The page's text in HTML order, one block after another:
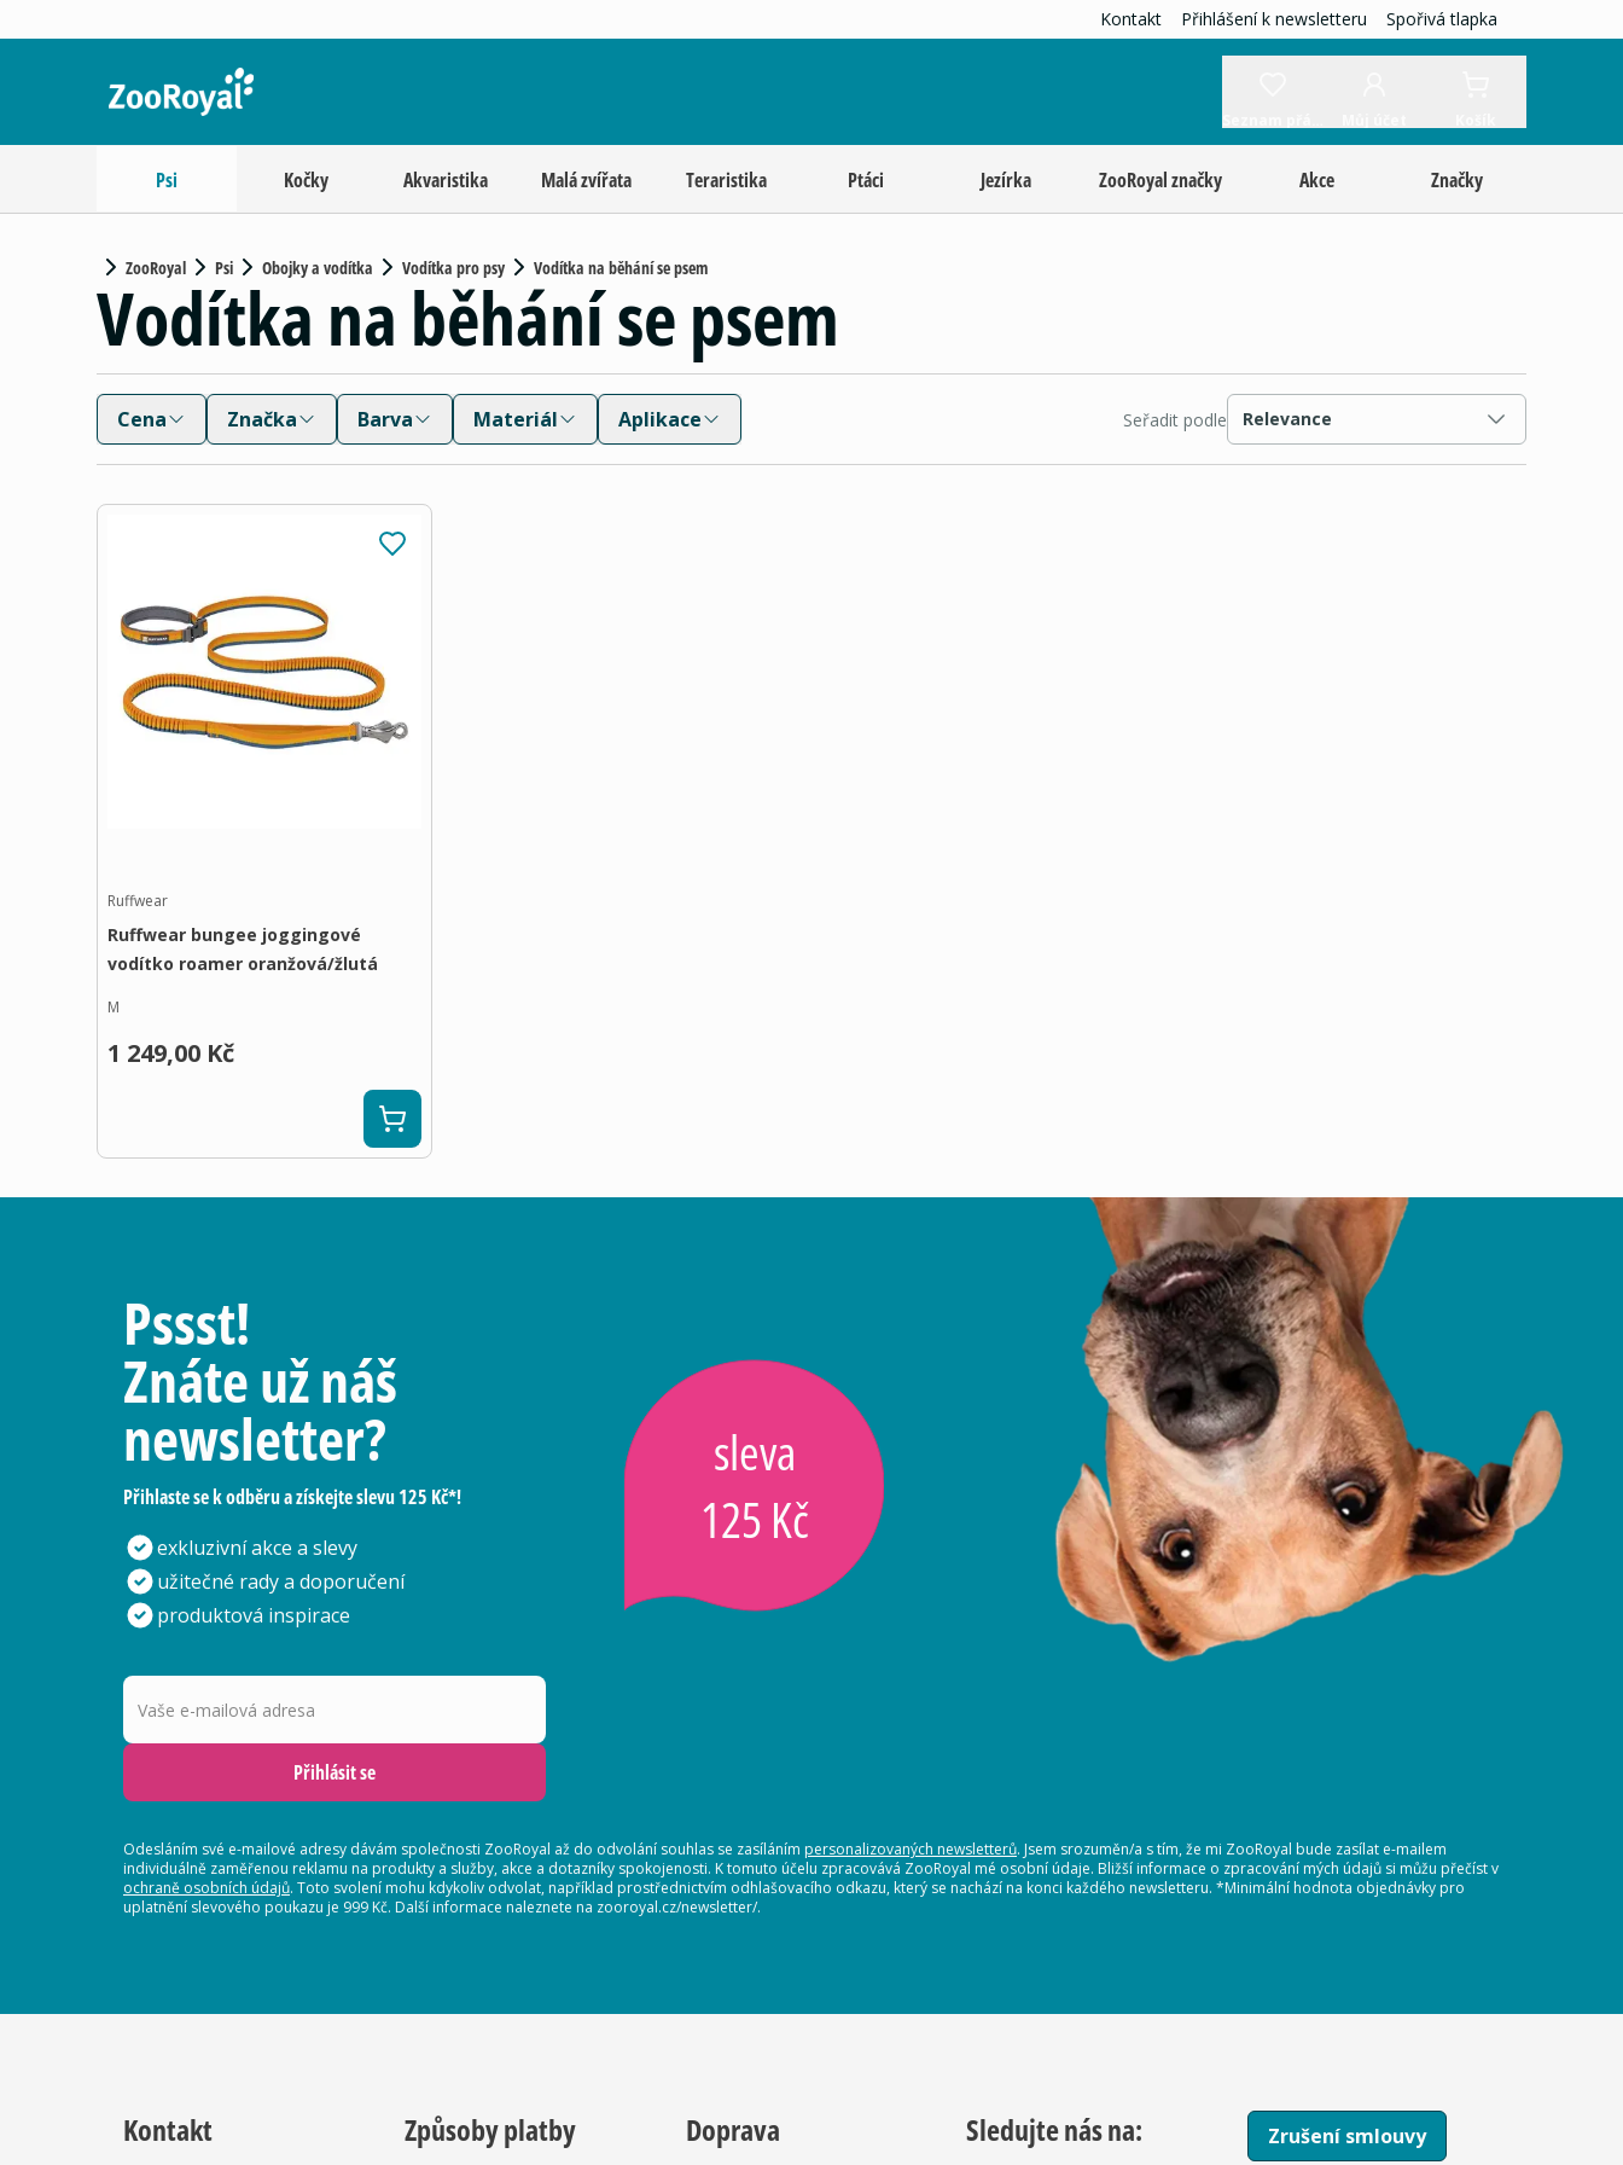
Kontakt Přihlášení k newsletteru Spořivá tlapka
Psi Kočky Akvaristika Malá zvířata Teraristika Ptáci Jezírka ZooRoyal značky Akce Značky
ZooRoyal Psi Obojky a vodítka Vodítka pro psy Vodítka na běhání se psem
Vodítka na běhání se psem
Cena Značka Barva Materiál Aplikace Seřadit podle Relevance
Ruffwear
Ruffwear bungee joggingové
vodítko roamer oranžová/žlutá
M
1 249,00 Kč
Pssst!
Znáte už náš
newsletter?
Přihlaste se k odběru a získejte slevu 125 Kč*!
exkluzivní akce a slevy
užitečné rady a doporučení
produktová inspirace
sleva
125 Kč
Vaše e-mailová adresa
Přihlásit se
Odesláním své e-mailové adresy dávám společnosti ZooRoyal až do odvolání souhlas se zasíláním personalizovaných newsletterů. Jsem srozuměn/a s tím, že mi ZooRoyal bude zasílat e-mailem
individuálně zaměřenou reklamu na produkty a služby, akce a dotazníky spokojenosti. K tomuto účelu zpracovává ZooRoyal mé osobní údaje. Bližší informace o zpracování mých údajů si můžu přečíst v
ochraně osobních údajů. Toto svolení mohu kdykoliv odvolat, například prostřednictvím odhlašovacího odkazu, který se nachází na konci každého newsletteru. *Minimální hodnota objednávky pro
uplatnění slevového poukazu je 999 Kč. Další informace naleznete na zooroyal.cz/newsletter/.
Kontakt Způsoby platby Doprava Sledujte nás na: Zrušení smlouvy